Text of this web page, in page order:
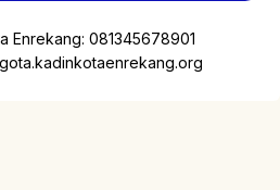
Enrekang: 081345678901